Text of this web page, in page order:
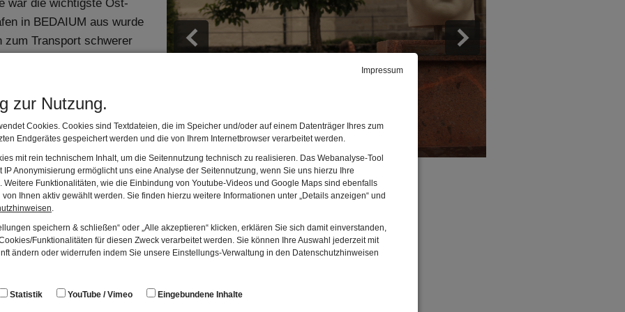
Impressum
zur Nutzung.
Cookies. Cookies sind Textdateien, die im Speicher und/oder auf einem Datenträger Ihres zum
Endgerätes gespeichert werden und die von Ihrem Internetbrowser verarbeitet werden.
mit rein technischem Inhalt, um die Seitennutzung technisch zu realisieren. Das Webanalyse-Tool
IP Anonymisierung ermöglicht uns eine Analyse der Seitennutzung, wenn Sie uns hierzu Ihre
Weitere Funktionalitäten, wie die Einbindung von Youtube-Videos und Google Maps sind ebenfalls
Ihnen aktiv gewählt werden. Sie finden hierzu weitere Informationen unter „Details anzeigen“ und
.
speichern & schließen“ oder „Alle akzeptieren“ klicken, erklären Sie sich damit einverstanden,
Funktionalitäten für diesen Zweck verarbeitet werden. Sie können Ihre Auswahl jederzeit mit
ändern oder widerrufen indem Sie unsere Einstellungs-Verwaltung in den Datenschutzhinweisen
Statistik YouTube / Vimeo Eingebundene Inhalte
war die wichtigste Ost-
in BEDAIUM aus wurde
zum Transport schwerer
oder flussaufwärts
Händler, Fischer und
direkt an der Straße
zu profitieren. Der Kern
Seeufer, also im
heutigen Kirchberg erst
wurden. Die lange
bis in die Mitte des 3.
im heutigen
von Straßen,
ein Benefiziarierposten
der 2. Italischen Legion,
in Oberösterreich
dem Fall des Limes,